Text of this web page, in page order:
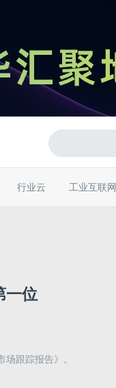
行业云 工业互联网
一位
跟踪报告》。